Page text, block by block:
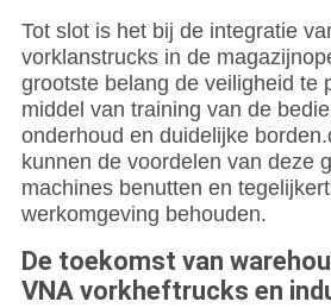
Tot slot is het bij de integratie
vorklanstrucks in de
grootste belang de veiligheid te
middel van training van de
onderhoud en duidelijke
kunnen de voordelen van deze
machines benutten en
werkomgeving behouden.
De toekomst van
VNA vorkheftrucks en